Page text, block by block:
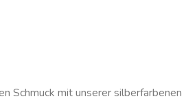
Schmuck mit unserer silberfarbenen